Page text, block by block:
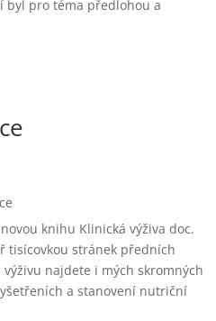
byl pro téma předlohou a
knihu Klinická výživa doc.
tisícovkou stránek předních
najdete i mých skromných
a stanovení nutriční